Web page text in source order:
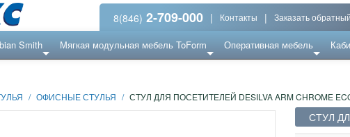
8(846) 2-709-000 | Контакты | Заказать
Smith Мягкая модульная мебель ToForm Оперативная мебель
/ ОФИСНЫЕ СТУЛЬЯ / СТУЛ ДЛЯ ПОСЕТИТЕЛЕЙ DESILVA ARM CHROME
СТУЛ